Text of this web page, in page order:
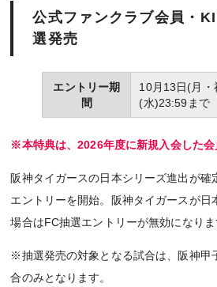
公式ファンクラブ会員・
選発売
エントリー期
間
10月13日(月・
(水)23:59まで
※本特典は、2026年度に新規入会した会
阪神タイガースの日本シリーズ進出が確
エントリーを開始。阪神タイガースが日
場合はFC抽選エントリーが無効になりま
※抽選発売の対象となる試合は、阪神甲
合のみとなります。